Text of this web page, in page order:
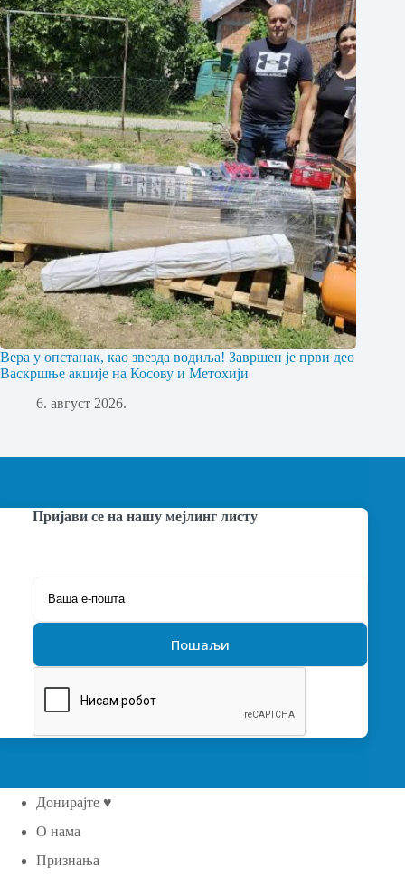
Вера у опстанак, као звезда водиља! Завршен је први део
Васкршње акције на Косову и Метохији
6. август 2026.
Пријави се на нашу мејлинг листу
Донирајте ♥
О нама
Признања